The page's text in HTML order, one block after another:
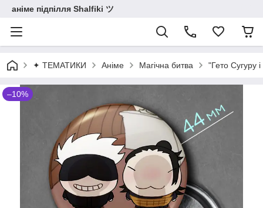
аніме підпілля Shalfiki ツ
✦ ТЕМАТИКИ Аніме Магічна битва "Гето Сугуру
–10%